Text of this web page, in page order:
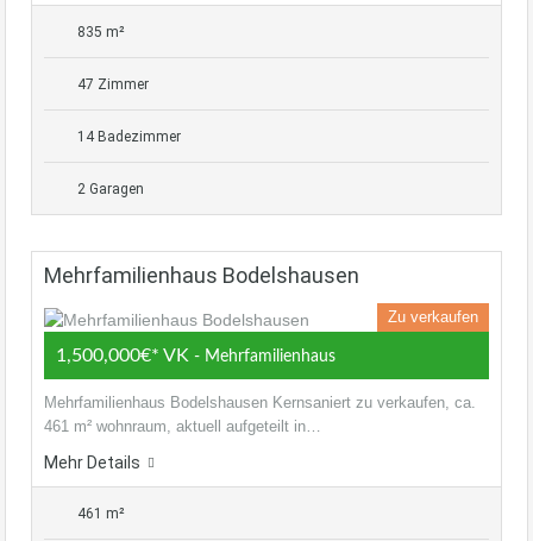
835 m²
47 Zimmer
14 Badezimmer
2 Garagen
Mehrfamilienhaus Bodelshausen
Zu verkaufen
1,500,000€* VK - Mehrfamilienhaus
Mehrfamilienhaus Bodelshausen Kernsaniert zu verkaufen, ca.
461 m² wohnraum, aktuell aufgeteilt in…
Mehr Details
461 m²